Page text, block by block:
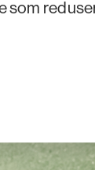
som